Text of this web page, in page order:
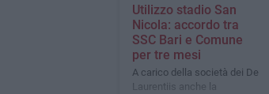
Utilizzo stadio San
Nicola: accordo tra
SSC Bari e Comune
per tre mesi
A carico della società dei De
Laurentiis anche la